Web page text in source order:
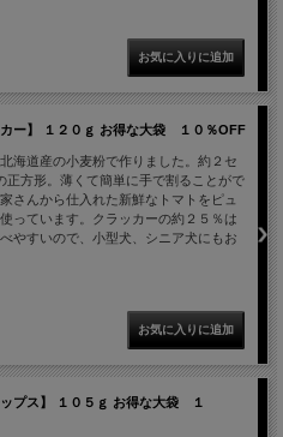
カー】 １２０ｇ お得な大袋 １０％OFF
海道産の小麦粉で作りました。約２セ
正方形。薄くて簡単に手で割ることがで
さんから仕入れた新鮮なトマトをピュ
っています。クラッカーの約２５％は
べやすいので、小型犬、シニア犬にもお
ップス】 １０５ｇ お得な大袋 １